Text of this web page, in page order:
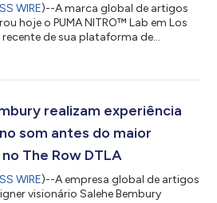
WIRE)--A marca global de artigos
hoje o PUMA NITRO™ Lab em Los
de sua plataforma de
primeira vez em uma chuteira.
na corrida e
a tecnologia que define a c...
realizam experiência
som antes do maior
The Row DTLA
WIRE)--A empresa global de artigos
visionário Salehe Bembury